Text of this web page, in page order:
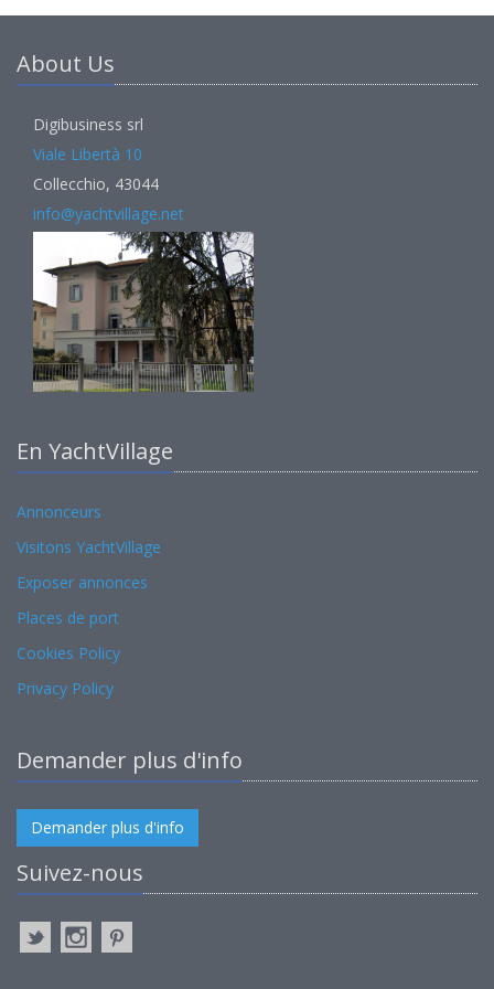
About Us
Digibusiness srl
Viale Libertà 10
Collecchio, 43044
info@yachtvillage.net
En YachtVillage
Annonceurs
Visitons YachtVillage
Exposer annonces
Places de port
Cookies Policy
Privacy Policy
Demander plus d'info
Demander plus d'info
Suivez-nous